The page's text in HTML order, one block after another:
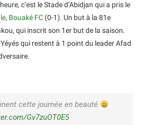
c’est le Stade d’Abidjan qui a pris le
Bouaké FC (0-1). Un but à la 81e
qui inscrit son 1er but de la saison.
qui restent à 1 point du leader Afad
cette journée en beauté.
Gv7zuOT0E5